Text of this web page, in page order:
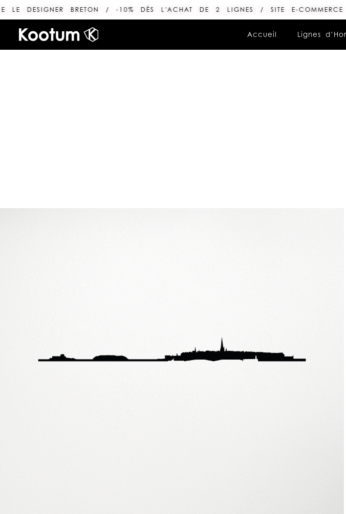
BRETON / -10% DÈS L'ACHAT DE 2 LIGNES / SITE E-COMMERCE LE
Accueil Lignes